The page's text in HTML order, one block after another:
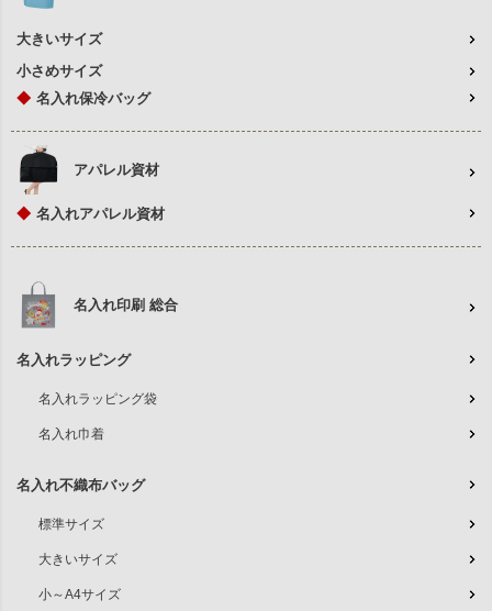
大きいサイズ
小さめサイズ
◆ 名入れ保冷バッグ
アパレル資材
◆ 名入れアパレル資材
名入れ印刷 総合
名入れラッピング
名入れラッピング袋
名入れ巾着
名入れ不織布バッグ
標準サイズ
大きいサイズ
小～A4サイズ